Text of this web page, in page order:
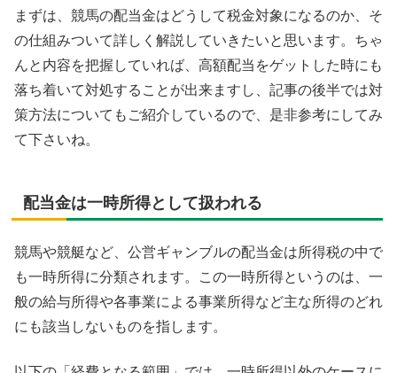
まずは、競馬の配当金はどうして税金対象になるのか、そ
の仕組みついて詳しく解説していきたいと思います。ちゃ
んと内容を把握していれば、高額配当をゲットした時にも
落ち着いて対処することが出来ますし、記事の後半では対
策方法についてもご紹介しているので、是非参考にしてみ
て下さいね。
配当金は一時所得として扱われる
競馬や競艇など、公営ギャンブルの配当金は所得税の中で
も一時所得に分類されます。この一時所得というのは、一
般の給与所得や各事業による事業所得など主な所得のどれ
にも該当しないものを指します。